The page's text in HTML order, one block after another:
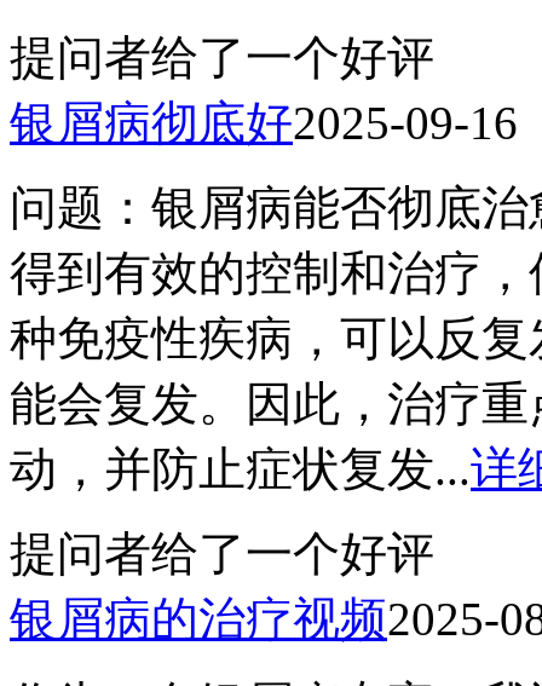
提问者给了一个好评
银屑病彻底好2025-09-16
问题：银屑病能否彻底
得到有效的控制和治疗
种免疫性疾病，可以反
能会复发。因此，治疗
动，并防止症状复发...详
提问者给了一个好评
银屑病的治疗视频2025-